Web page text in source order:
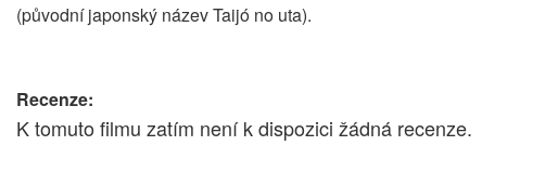
(původní japonský název Taijó no uta).
Recenze:
K tomuto filmu zatím není k dispozici žádná recenze.